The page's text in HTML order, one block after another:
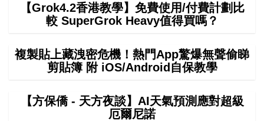
【Grok4.2香港教學】免費使用/付費計劃比
較 SuperGrok Heavy值得買嗎？
複製貼上藏洩密危機！熱門App驚爆無聲偷睇
剪貼簿 附 iOS/Android自保教學
【方保僑 - 天方夜談】AI天氣預測應對超級
厄爾尼諾